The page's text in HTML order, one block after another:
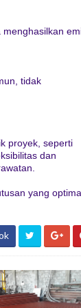
tidak
proyek, seperti
dan
yang